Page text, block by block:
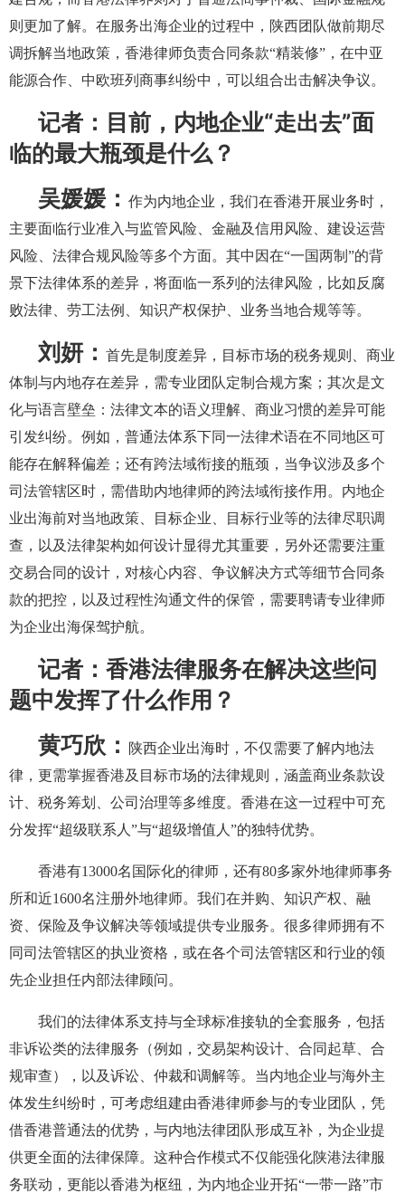
则更加了解。在服务出海企业的过程中，陕西团队做前期尽
调拆解当地政策，香港律师负责合同条款“精装修”，在中亚
能源合作、中欧班列商事纠纷中，可以组合出击解决争议。
记者：目前，内地企业“走出去”面
临的最大瓶颈是什么？
吴媛媛： 作为内地企业，我们在香港开展业务时，
主要面临行业准入与监管风险、金融及信用风险、建设运营
风险、法律合规风险等多个方面。其中因在“一国两制”的背
景下法律体系的差异，将面临一系列的法律风险，比如反腐
败法律、劳工法例、知识产权保护、业务当地合规等等。
刘妍： 首先是制度差异，目标市场的税务规则、商业
体制与内地存在差异，需专业团队定制合规方案；其次是文
化与语言壁垒：法律文本的语义理解、商业习惯的差异可能
引发纠纷。例如，普通法体系下同一法律术语在不同地区可
能存在解释偏差；还有跨法域衔接的瓶颈，当争议涉及多个
司法管辖区时，需借助内地律师的跨法域衔接作用。内地企
业出海前对当地政策、目标企业、目标行业等的法律尽职调
查，以及法律架构如何设计显得尤其重要，另外还需要注重
交易合同的设计，对核心内容、争议解决方式等细节合同条
款的把控，以及过程性沟通文件的保管，需要聘请专业律师
为企业出海保驾护航。
记者：香港法律服务在解决这些问
题中发挥了什么作用？
黄巧欣：
陕西企业出海时，不仅需要了解内地法
律，更需掌握香港及目标市场的法律规则，涵盖商业条款设
计、税务筹划、公司治理等多维度。香港在这一过程中可充
分发挥“超级联系人”与“超级增值人”的独特优势。
香港有13000名国际化的律师，还有80多家外地律师事务
所和近1600名注册外地律师。我们在并购、知识产权、融
资、保险及争议解决等领域提供专业服务。很多律师拥有不
同司法管辖区的执业资格，或在各个司法管辖区和行业的领
先企业担任内部法律顾问。
我们的法律体系支持与全球标准接轨的全套服务，包括
非诉讼类的法律服务（例如，交易架构设计、合同起草、合
规审查），以及诉讼、仲裁和调解等。当内地企业与海外主
体发生纠纷时，可考虑组建由香港律师参与的专业团队，凭
借香港普通法的优势，与内地法律团队形成互补，为企业提
供更全面的法律保障。这种合作模式不仅能强化陕港法律服
务联动，更能以香港为枢纽，为内地企业开拓“一带一路”市